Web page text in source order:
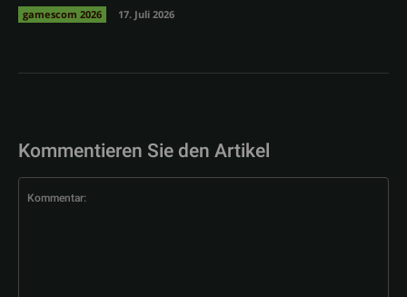
gamescom 2026 17. Juli 2026
Kommentieren Sie den Artikel